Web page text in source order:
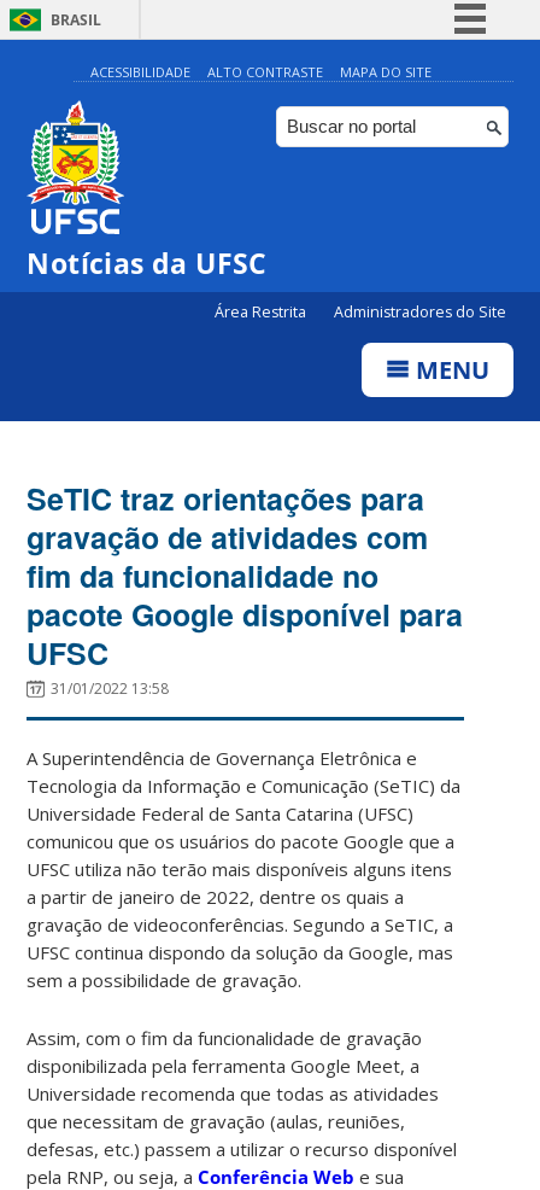
BRASIL
Simplifique!
Comunica BR
Participe
ACESSIBILIDADE ALTO CONTRASTE MAPA DO SITE
Notícias da UFSC
Área Restrita Administradores do Site
MENU
SeTIC traz orientações para
gravação de atividades com
fim da funcionalidade no
pacote Google disponível para
UFSC
31/01/2022 13:58
A Superintendência de Governança Eletrônica e
Tecnologia da Informação e Comunicação (SeTIC) da
Universidade Federal de Santa Catarina (UFSC)
comunicou que os usuários do pacote Google que a
UFSC utiliza não terão mais disponíveis alguns itens
a partir de janeiro de 2022, dentre os quais a
gravação de videoconferências. Segundo a SeTIC, a
UFSC continua dispondo da solução da Google, mas
sem a possibilidade de gravação.
Assim, com o fim da funcionalidade de gravação
disponibilizada pela ferramenta Google Meet, a
Universidade recomenda que todas as atividades
que necessitam de gravação (aulas, reuniões,
defesas, etc.) passem a utilizar o recurso disponível
pela RNP, ou seja, aConferência Web e sua